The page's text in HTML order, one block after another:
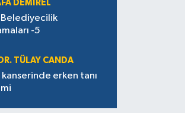
DEMIREL
Belediyecilik
-5
TÜLAY CANDA
erken tanı